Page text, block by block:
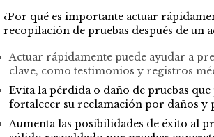
¿Por qué es importante actuar
recopilación de pruebas después de un
Actuar rápidamente puede ayudar a
clave, como testimonios y registros
Evita la pérdida o daño de pruebas
fortalecer su reclamación por daños y
Aumenta las posibilidades de éxito al